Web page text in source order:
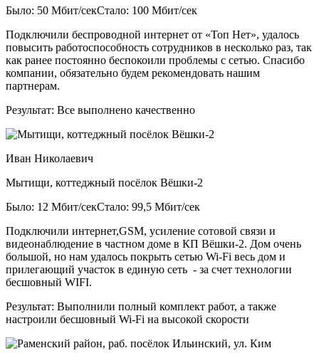
Было: 50 Мбит/секСтало: 100 Мбит/сек
Подключили беспроводной интернет от «Топ Нет», удалось
повысить работоспособность сотрудников в несколько раз, так
как ранее постоянно беспокоили проблемы с сетью. Спасибо
компании, обязательно будем рекомендовать нашим
партнерам.
Результат: Все выполнено качественно
Иван Николаевич
Мытищи, коттеджный посёлок Вёшки-2
Было: 12 Мбит/секСтало: 99,5 Мбит/сек
Подключили интернет,GSM, усиление сотовой связи и
видеонаблюдение в частном доме в КП Вёшки-2. Дом очень
большой, но нам удалось покрыть сетью Wi-Fi весь дом и
прилегающий участок в единую сеть - за счет технологии
бесшовный WIFI.
Результат: Выполнили полный комплект работ, а также
настроили бесшовный Wi-Fi на высокой скорости